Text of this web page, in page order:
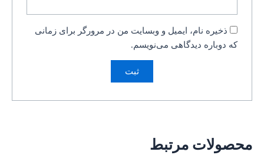
ذخیره نام، ایمیل و وبسایت من در مرورگر برای زمانی
که دوباره دیدگاهی می‌نویسم.
محصولات مرتبط